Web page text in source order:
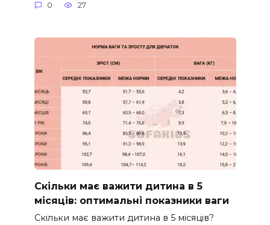
0 27
Скільки має важити дитина в 5
місяців: оптимальні показники ваги
Скільки має важити дитина в 5 місяців?